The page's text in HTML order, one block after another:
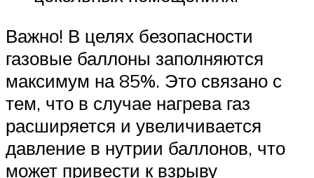
Важно! В целях безопасности
газовые баллоны заполняются
максимум на 85%. Это связано с
тем, что в случае нагрева газ
расширяется и увеличивается
давление в нутрии баллонов, что
может привести к взрыву